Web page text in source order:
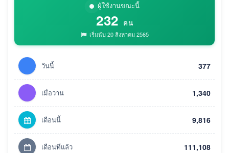
ผู้ใช้งานขณะนี้
232 คน
เริ่มนับ 20 สิงหาคม 2565
วันนี้ 377
เมื่อวาน 1,340
เดือนนี้ 9,816
เดือนที่แล้ว 111,108